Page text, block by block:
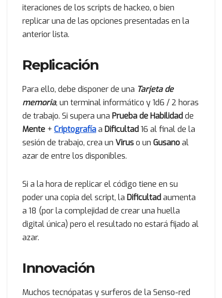
iteraciones de los scripts de hackeo, o bien
replicar una de las opciones presentadas en la
anterior lista.
Replicación
Para ello, debe disponer de una Tarjeta de
memoria, un terminal informático y 1d6 / 2 horas
de trabajo. Si supera una Prueba de Habilidadde
Mente + Criptografíaa Dificultad16 al final de la
sesión de trabajo, crea un Viruso un Gusanoal
azar de entre los disponibles.
Si a la hora de replicar el código tiene en su
poder una copia del script, la Dificultadaumenta
a 18 (por la complejidad de crear una huella
digital única) pero el resultado no estará fijado al
azar.
Innovación
Muchos tecnópatas y surferos de la Senso-red